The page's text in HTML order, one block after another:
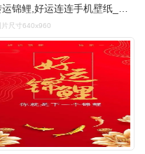
转运锦鲤,好运连连手机壁纸_网易订阅
片尺寸640x960